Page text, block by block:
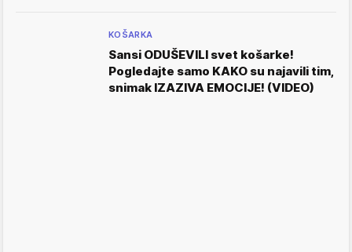
KOŠARKA
Sansi ODUŠEVILI svet košarke!
Pogledajte samo KAKO su najavili tim,
snimak IZAZIVA EMOCIJE! (VIDEO)